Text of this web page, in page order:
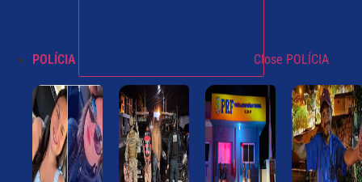
POLÍCIA Close POLÍCIA